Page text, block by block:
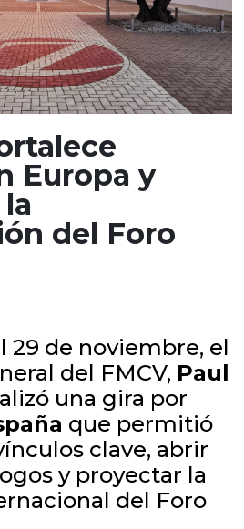
Europa y
del Foro
29 de noviembre, el
del FMCV, Paul
una gira por
que permitió
clave, abrir
y proyectar la
del Foro